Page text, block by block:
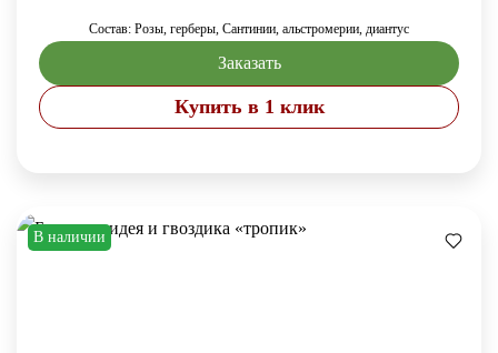
Состав: Розы, герберы, Сантинии, альстромерии, диантус
Заказать
Купить в 1 клик
В наличии